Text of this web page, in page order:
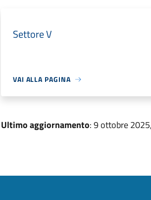
Settore V
VAI ALLA PAGINA
Ultimo aggiornamento: 9 ottobre